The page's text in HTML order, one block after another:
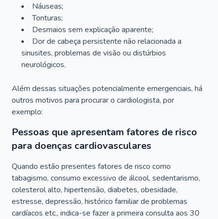
Náuseas;
Tonturas;
Desmaios sem explicação aparente;
Dor de cabeça persistente não relacionada a
sinusites, problemas de visão ou distúrbios
neurológicos.
Além dessas situações potencialmente emergenciais, há
outros motivos para procurar o cardiologista, por
exemplo:
Pessoas que apresentam fatores de risco
para doenças cardiovasculares
Quando estão presentes fatores de risco como
tabagismo, consumo excessivo de álcool, sedentarismo,
colesterol alto, hipertensão, diabetes, obesidade,
estresse, depressão, histórico familiar de problemas
cardíacos etc., indica-se fazer a primeira consulta aos 30